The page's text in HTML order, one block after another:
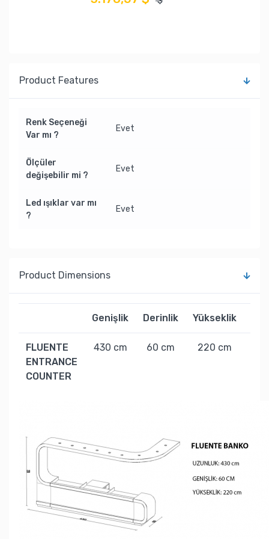
Product Features
Renk Seçeneği
Var mı ?
Evet
Ölçüler
değişebilir mi ?
Evet
Led ışıklar var mı
?
Evet
Product Dimensions
Genişlik Derinlik Yükseklik
FLUENTE
ENTRANCE
COUNTER
430 cm 60 cm 220 cm